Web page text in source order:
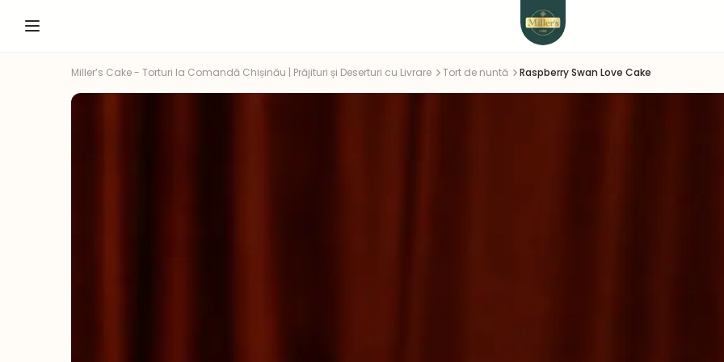
Miller’s Cake - Torturi la Comandă Chișinău | Prăjituri și Deserturi cu Livrare Tort de nuntă Raspberry Swan Love Cake